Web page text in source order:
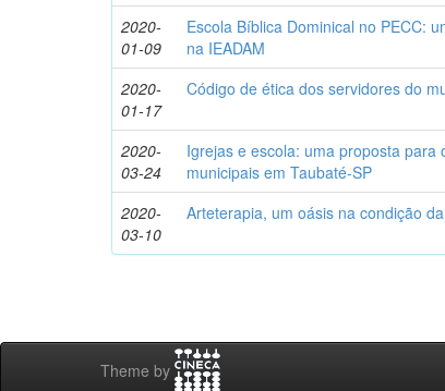
2020-
01-09
Escola Bíblica Dominical no PECC:
na IEADAM
2020-
01-17
Código de ética dos servidores do
2020-
03-24
Igrejas e escola: uma proposta
municipais em Taubaté-SP
2020-
03-10
Arteterapia, um oásis na condição
Theme by